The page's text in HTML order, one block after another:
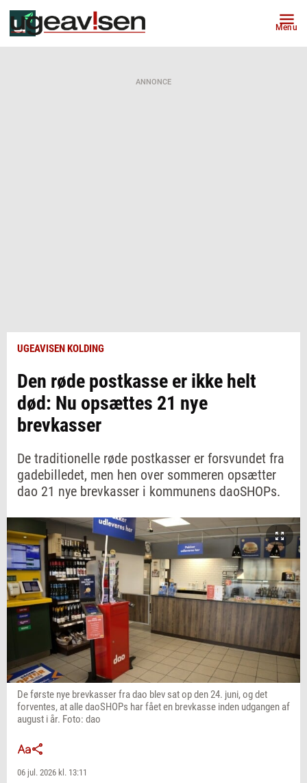
Menu
ANNONCE
UGEAVISEN KOLDING
Den røde postkasse er ikke helt
død: Nu opsættes 21 nye
brevkasser
De traditionelle røde postkasser er forsvundet fra
gadebilledet, men hen over sommeren opsætter
dao 21 nye brevkasser i kommunens daoSHOPs.
De første nye brevkasser fra dao blev sat op den 24. juni, og det
forventes, at alle daoSHOPs har fået en brevkasse inden udgangen af
august i år. Foto: dao
06 jul. 2026 kl. 13:11